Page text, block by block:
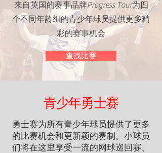
勇士赛为所有青少年球员提供了更多
的比赛机会和更新颖的赛制。小球员
们将在这里享受一流的网球巡回赛、
青少年勇士赛
来自英国的赛事品牌Progress Tour为四
个不同年龄组的青少年球员提供更多精
彩的赛事机会
查找比赛